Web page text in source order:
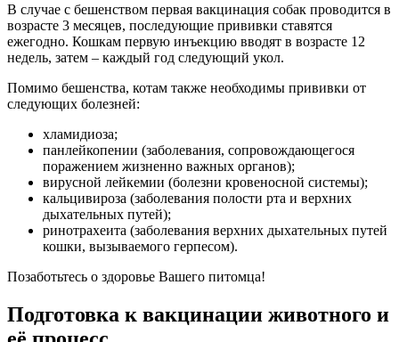
В случае с бешенством первая вакцинация собак проводится в
возрасте 3 месяцев, последующие прививки ставятся
ежегодно. Кошкам первую инъекцию вводят в возрасте 12
недель, затем – каждый год следующий укол.
Помимо бешенства, котам также необходимы прививки от
следующих болезней:
хламидиоза;
панлейкопении (заболевания, сопровождающегося
поражением жизненно важных органов);
вирусной лейкемии (болезни кровеносной системы);
кальцивироза (заболевания полости рта и верхних
дыхательных путей);
ринотрахеита (заболевания верхних дыхательных путей
кошки, вызываемого герпесом).
Позаботьтесь о здоровье Вашего питомца!
Подготовка к вакцинации животного и